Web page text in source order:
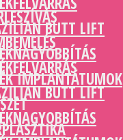
BUTT LIFT
IMPLANTÁTUMOK
BUTT LIFT